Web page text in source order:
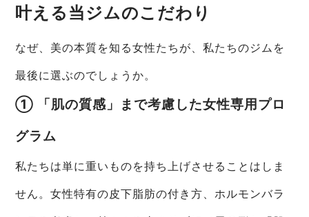
叶える当ジムのこだわり
なぜ、美の本質を知る女性たちが、私たちのジムを
最後に選ぶのでしょうか。
① 「肌の質感」まで考慮した女性専用プロ
グラム
私たちは単に重いものを持ち上げさせることはしま
せん。女性特有の皮下脂肪の付き方、ホルモンバラ